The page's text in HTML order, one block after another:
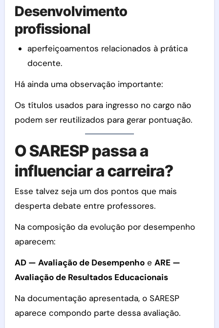
Desenvolvimento
profissional
aperfeiçoamentos relacionados à prática
docente.
Há ainda uma observação importante:
Os títulos usados para ingresso no cargo não
podem ser reutilizados para gerar pontuação.
O SARESP passa a
influenciar a carreira?
Esse talvez seja um dos pontos que mais
desperta debate entre professores.
Na composição da evolução por desempenho
aparecem:
AD — Avaliação de Desempenhoe ARE —
Avaliação de Resultados Educacionais
Na documentação apresentada, o SARESP
aparece compondo parte dessa avaliação.